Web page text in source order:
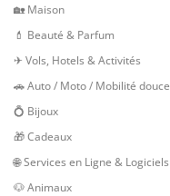
🏡 Maison
💄 Beauté & Parfum
✈ Vols, Hotels & Activités
🚗 Auto / Moto / Mobilité douce
💍 Bijoux
🎁 Cadeaux
🌐 Services en Ligne & Logiciels
🐶 Animaux